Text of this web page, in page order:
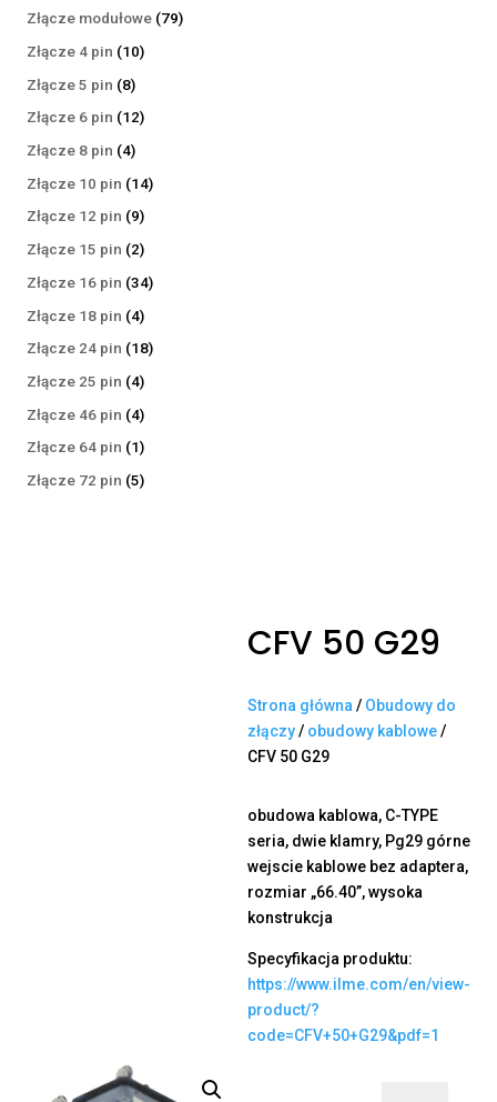
produkty
Złącze modułowe 7979
Złącze 4 pin 1010
Złącze 5 pin 88
produktów
Złącze 6 pin 1212
Złącze 8 pin 44
produkty
Złącze 10 pin 1414
Złącze 12 pin 99
produktów
Złącze 15 pin 22
produkty
Złącze 16 pin 3434
Złącze 18 pin 44
produkty
Złącze 24 pin 1818
Złącze 25 pin 44
produkty
Złącze 46 pin 44
produkty
Złącze 64 pin 11
produkt
Złącze 72 pin 55
CFV 50 G29
Strona główna / Obudowy do
złączy/ obudowy kablowe/
CFV 50 G29
obudowa kablowa, C-TYPE
seria, dwie klamry, Pg29 górne
wejscie kablowe bez adaptera,
rozmiar „66.40”, wysoka
konstrukcja
Specyfikacja produktu:
https://www.ilme.com/en/view-
product/?
code=CFV+50+G29&pdf=1